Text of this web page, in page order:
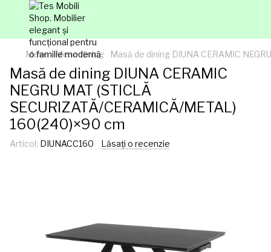
Mese Mese dining Masă de dining DIUNA CERAMIC
Masă de dining DIUNA CERAMIC
NEGRU MAT (STICLĂ
SECURIZATĂ/CERAMICĂ/METAL)
160(240)×90 cm
Articol: DIUNACC160 Lăsați o recenzie